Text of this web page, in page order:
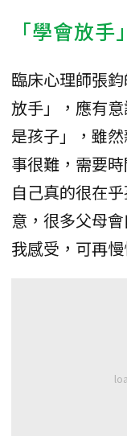
「學會放
臨床心理師張
放手」，應有
是孩子」，雖
事很難，需要
自己真的很在
意，很多父母
我感受，可再